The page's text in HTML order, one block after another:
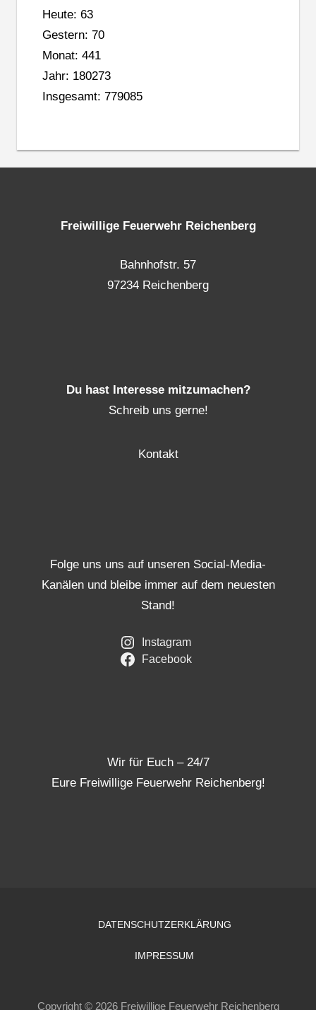
Heute: 63
Gestern: 70
Monat: 441
Jahr: 180273
Insgesamt: 779085
Freiwillige Feuerwehr Reichenberg
Bahnhofstr. 57
97234 Reichenberg
Du hast Interesse mitzumachen?
Schreib uns gerne!
Kontakt
Folge uns uns auf unseren Social-Media-
Kanälen und bleibe immer auf dem neuesten
Stand!
Instagram
Facebook
Wir für Euch – 24/7
Eure Freiwillige Feuerwehr Reichenberg!
DATENSCHUTZERKLÄRUNG
IMPRESSUM
Copyright © 2026 Freiwillige Feuerwehr Reichenberg